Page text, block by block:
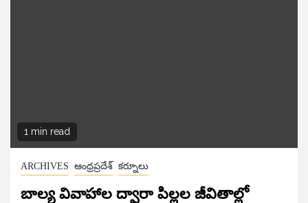
1 min read
ARCHIVES ఆంధ్రప్రదేశ్ కర్నూలు
బాల్య వివాహాల ద్వారా పిల్లల జీవితాల్లో